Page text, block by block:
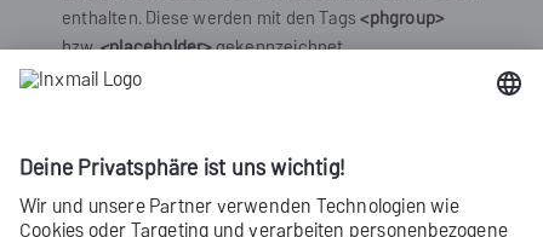
enthalten. Diese werden mit den Tags<phgroup>
bzw.<placeholder>gekennzeichnet.
Die folgende Grafik illustriert das Zusammenspiel von